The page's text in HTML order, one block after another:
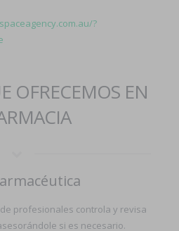
?
OFRECEMOS EN
profesionales controla y revisa
si es necesario.